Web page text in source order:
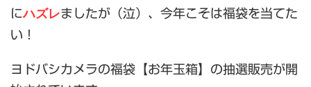
にハズレましたが（泣）、今年こそは福袋を当てた
い！
ヨドバシカメラの福袋【お年玉箱】の抽選販売が開